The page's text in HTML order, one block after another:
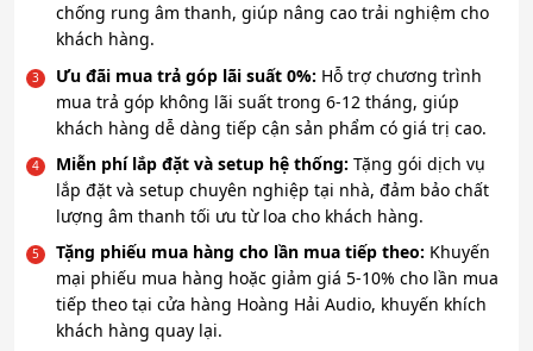
chống rung âm thanh, giúp nâng cao trải nghiệm cho
khách hàng.
Ưu đãi mua trả góp lãi suất 0%: Hỗ trợ chương trình
mua trả góp không lãi suất trong 6-12 tháng, giúp
khách hàng dễ dàng tiếp cận sản phẩm có giá trị cao.
Miễn phí lắp đặt và setup hệ thống: Tặng gói dịch vụ
lắp đặt và setup chuyên nghiệp tại nhà, đảm bảo chất
lượng âm thanh tối ưu từ loa cho khách hàng.
Tặng phiếu mua hàng cho lần mua tiếp theo: Khuyến
mại phiếu mua hàng hoặc giảm giá 5-10% cho lần mua
tiếp theo tại cửa hàng Hoàng Hải Audio, khuyến khích
khách hàng quay lại.